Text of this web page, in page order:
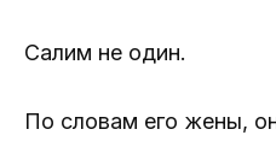
Салим не один.
По словам его жены,